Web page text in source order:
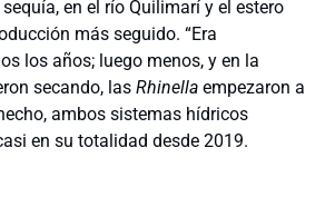
en el río Quilimarí y el estero
más seguido. “Era
los años; luego menos, y en la
secando, las Rhinella empezaron a
ambos sistemas hídricos
en su totalidad desde 2019.